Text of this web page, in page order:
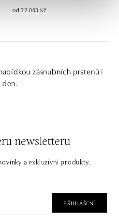
od 22 003 Kč
zásnubních prstenů i
den.
newsletteru
a exkluzivní produkty.
PŘIHLÁŠENÍ